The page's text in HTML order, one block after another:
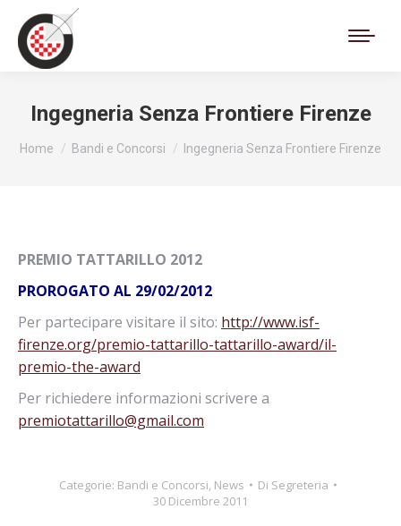
Ingegneria Senza Frontiere Firenze
Tu sei qui:
Home Bandi e Concorsi Ingegneria Senza Frontiere Firenze
PREMIO TATTARILLO 2012
PROROGATO AL 29/02/2012
Per partecipare visitare il sito: http://www.isf-
firenze.org/premio-tattarillo-tattarillo-award/il-
premio-the-award
Per richiedere informazioni scrivere a
premiotattarillo@gmail.com
Categorie: Bandi e Concorsi, News Di Segreteria
30 Dicembre 2011